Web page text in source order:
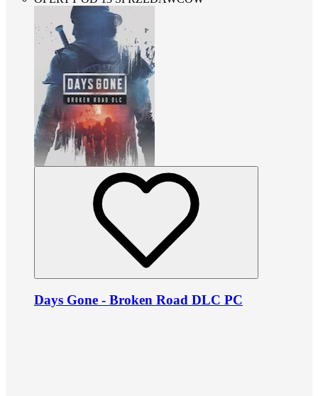
Days Gone - Broken Road DLC PC